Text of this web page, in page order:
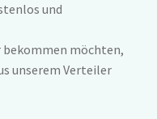
öffnen
und
bekommen möchten,
unserem Verteiler